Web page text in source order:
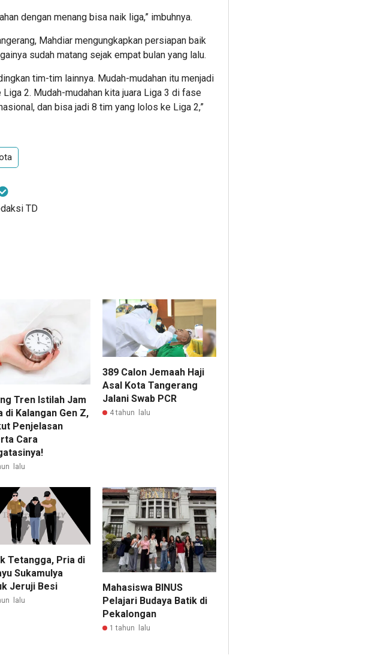
dengan menang bisa naik liga,” imbuhnya.
Mahdiar mengungkapkan persiapan baik
sudah matang sejak empat bulan yang lalu.
tim-tim lainnya. Mudah-mudahan itu menjadi
2. Mudah-mudahan kita juara Liga 3 di fase
dan bisa jadi 8 tim yang lolos ke Liga 2,”
TD
Tren Istilah Jam
di Kalangan Gen Z,
Penjelasan
Cara
lalu
389 Calon Jemaah Haji
Asal Kota Tangerang
Jalani Swab PCR
4 tahun lalu
Tetangga, Pria di
Sukamulya
Jeruji Besi
lalu
Mahasiswa BINUS
Pelajari Budaya Batik di
Pekalongan
1 tahun lalu